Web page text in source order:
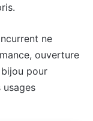
ne
ouverture
pour
usages